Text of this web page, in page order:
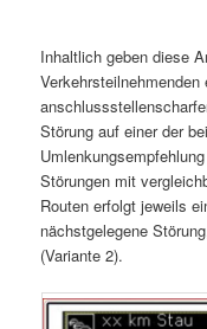
Inhaltlich geben diese
Störung auf einer der
Störungen mit
Routen erfolgt jeweils
nächstgelegene
(Variante 2).